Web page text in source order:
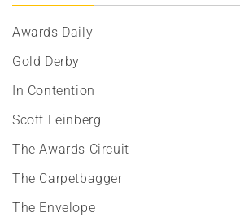
Awards Daily
Gold Derby
In Contention
Scott Feinberg
The Awards Circuit
The Carpetbagger
The Envelope